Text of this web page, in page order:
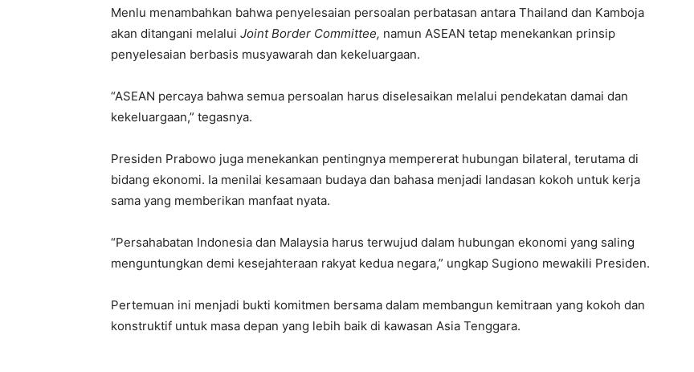
Menlu menambahkan bahwa penyelesaian persoalan perbatasan antara Thailand dan Kamboja
akan ditangani melalui Joint Border Committee, namun ASEAN tetap menekankan prinsip
penyelesaian berbasis musyawarah dan kekeluargaan.
“ASEAN percaya bahwa semua persoalan harus diselesaikan melalui pendekatan damai dan
kekeluargaan,” tegasnya.
Presiden Prabowo juga menekankan pentingnya mempererat hubungan bilateral, terutama di
bidang ekonomi. Ia menilai kesamaan budaya dan bahasa menjadi landasan kokoh untuk kerja
sama yang memberikan manfaat nyata.
“Persahabatan Indonesia dan Malaysia harus terwujud dalam hubungan ekonomi yang saling
menguntungkan demi kesejahteraan rakyat kedua negara,” ungkap Sugiono mewakili Presiden.
Pertemuan ini menjadi bukti komitmen bersama dalam membangun kemitraan yang kokoh dan
konstruktif untuk masa depan yang lebih baik di kawasan Asia Tenggara.